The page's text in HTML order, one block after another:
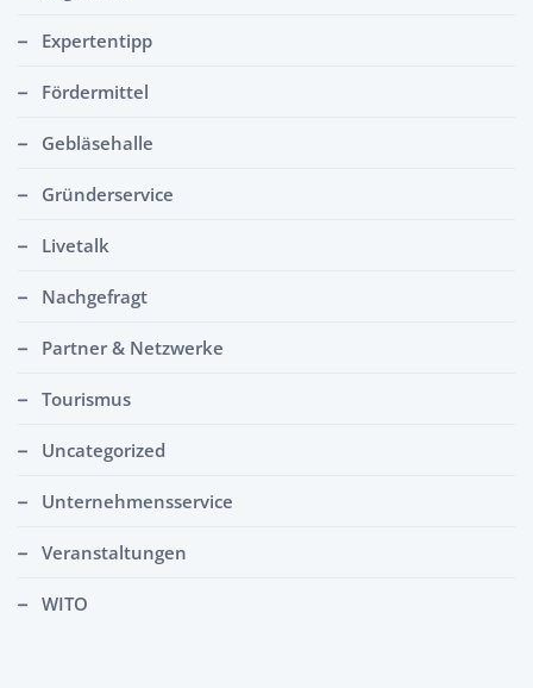
Expertentipp
Fördermittel
Gebläsehalle
Gründerservice
Livetalk
Nachgefragt
Partner & Netzwerke
Tourismus
Uncategorized
Unternehmensservice
Veranstaltungen
WITO